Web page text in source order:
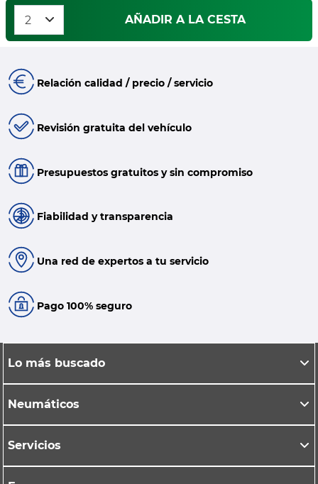
AÑADIR A LA CESTA
Relación calidad / precio / servicio
Revisión gratuita del vehículo
Presupuestos gratuitos y sin compromiso
Fiabilidad y transparencia
Una red de expertos a tu servicio
Pago 100% seguro
Lo más buscado
Neumáticos
Servicios